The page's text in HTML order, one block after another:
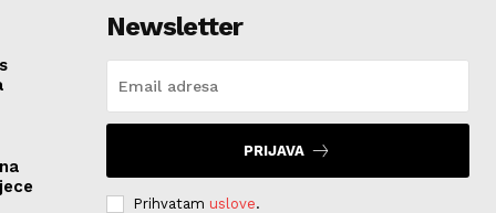
Newsletter
PRIJAVA
Prihvatam uslove.